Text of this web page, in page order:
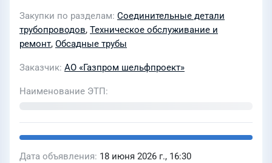
Закупки по разделам Соединительные детали
трубопроводов, Техническое обслуживание и
ремонт, Обсадные трубы
Заказчик АО «Газпром шельфпроект»
Наименование ЭТП
Дата объявления 18 июня 2026 г., 16:30